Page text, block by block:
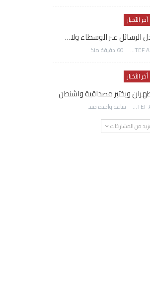
أخر الأخبار
الرسائل عبر الوسطاء ولا…
AWATEF ABDELHAMED 60 دقيقة منذ
أخر الأخبار
ويختبر مصداقية واشنطن
AWATEF ABDELHAMED ساعة واحدة منذ
من المشاركات